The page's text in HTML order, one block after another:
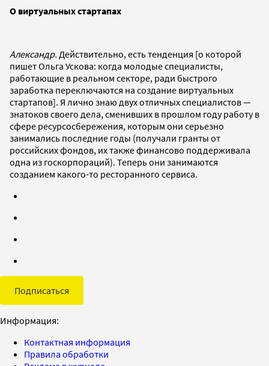
О виртуальных стартапах
Александр. Действительно, есть тенденция [о которой
пишет Ольга Ускова: когда молодые специалисты,
работающие в реальном секторе, ради быстрого
заработка переключаются на создание виртуальных
стартапов]. Я лично знаю двух отличных специалистов —
знатоков своего дела, сменивших в прошлом году работу в
сфере ресурсосбережения, которым они серьезно
занимались последние годы (получали гранты от
российских фондов, их также финансово поддерживала
одна из госкорпораций). Теперь они занимаются
созданием какого-то ресторанного сервиса.
Подписаться
Информация:
Контактная информация
Правила обработки